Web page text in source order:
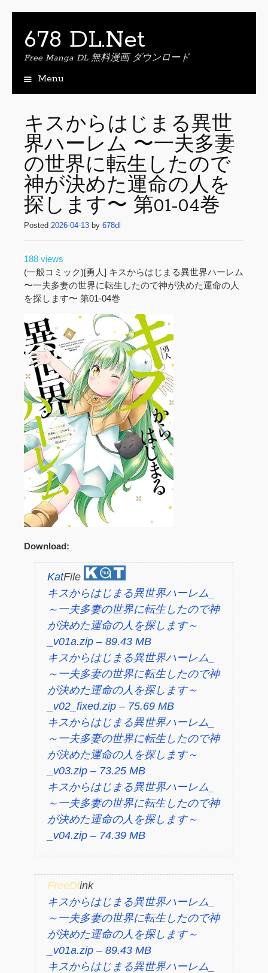
678 DL.Net
Free Manga DL 無料漫画 ダウンロード
Menu
i
p
t
o
c
o
n
t
e
n
t
キスからはじまる異世
界ハーレム 〜一夫多妻
の世界に転生したので
神が決めた運命の人を
探します〜 第01-04巻
Posted 2026-04-13 by 678dl
188 views
(一般コミック)[勇人] キスからはじまる異世界ハーレム
〜一夫多妻の世界に転生したので神が決めた運命の人
を探します〜 第01-04巻
Download:
KatFile
キスからはじまる異世界ハーレム_
～一夫多妻の世界に転生したので神
が決めた運命の人を探します～
_v01a.zip – 89.43 MB
キスからはじまる異世界ハーレム_
～一夫多妻の世界に転生したので神
が決めた運命の人を探します～
_v02_fixed.zip – 75.69 MB
キスからはじまる異世界ハーレム_
～一夫多妻の世界に転生したので神
が決めた運命の人を探します～
_v03.zip – 73.25 MB
キスからはじまる異世界ハーレム_
～一夫多妻の世界に転生したので神
が決めた運命の人を探します～
_v04.zip – 74.39 MB
FreeDlink
キスからはじまる異世界ハーレム_
～一夫多妻の世界に転生したので神
が決めた運命の人を探します～
_v01a.zip – 89.43 MB
キスからはじまる異世界ハーレム_